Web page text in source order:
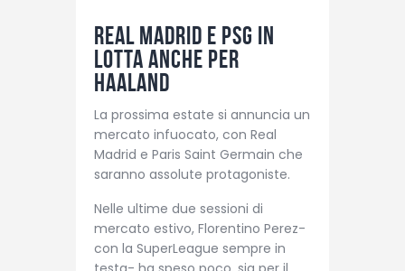
Real Madrid e PSG in
lotta anche per
Haaland
La prossima estate si annuncia un
mercato infuocato, con Real
Madrid e Paris Saint Germain che
saranno assolute protagoniste.
Nelle ultime due sessioni di
mercato estivo, Florentino Perez-
con la SuperLeague sempre in